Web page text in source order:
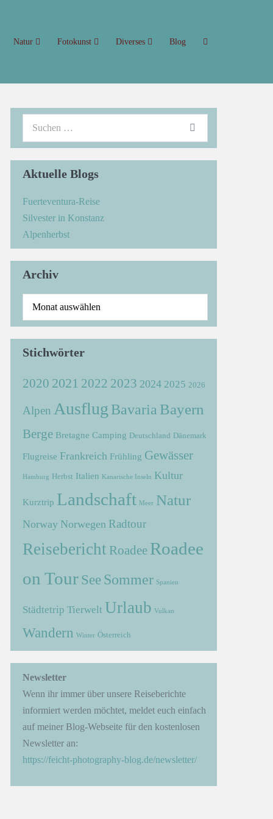
Natur Fotokunst Diverses Blog
Aktuelle Blogs
Fuerteventura-Reise
Silvester in Konstanz
Alpenherbst
Archiv
Stichwörter
2020 2021 2022 2023 2024 2025 2026
Alpen Ausflug Bavaria Bayern
Berge Bretagne Camping Deutschland Dänemark
Flugreise Frankreich Frühling Gewässer
Hamburg Herbst Italien Kanarische Inseln Kultur
Kurztrip Landschaft Meer Natur
Norway Norwegen Radtour
Reisebericht Roadee Roadee
on Tour See Sommer Spanien
Städtetrip Tierwelt Urlaub Vulkan
Wandern Winter Österreich
Newsletter
Wenn ihr immer über unsere Reiseberichte
informiert werden möchtet, meldet euch einfach
auf meiner Blog-Webseite für den kostenlosen
Newsletter an:
https://feicht-photography-blog.de/newsletter/